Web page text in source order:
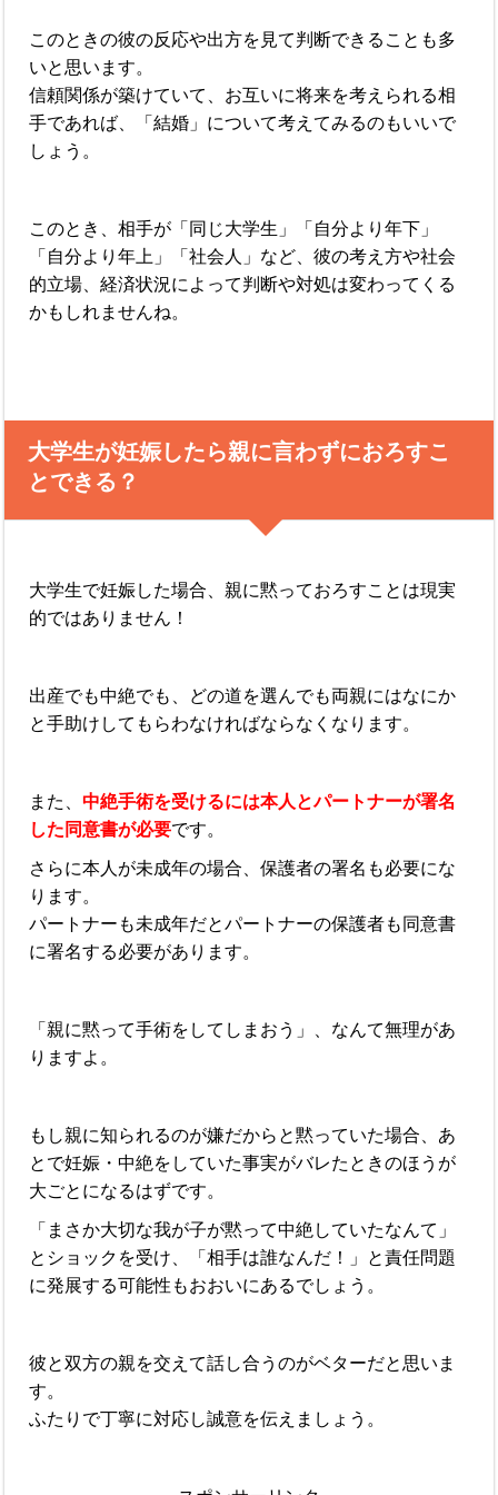
このときの彼の反応や出方を見て判断できることも多
いと思います。
信頼関係が築けていて、お互いに将来を考えられる相
手であれば、「結婚」について考えてみるのもいいで
しょう。
このとき、相手が「同じ大学生」「自分より年下」
「自分より年上」「社会人」など、彼の考え方や社会
的立場、経済状況によって判断や対処は変わってくる
かもしれませんね。
大学生が妊娠したら親に言わずにおろすこ
とできる？
大学生で妊娠した場合、親に黙っておろすことは現実
的ではありません！
出産でも中絶でも、どの道を選んでも両親にはなにか
と手助けしてもらわなければならなくなります。
また、中絶手術を受けるには本人とパートナーが署名
した同意書が必要です。
さらに本人が未成年の場合、保護者の署名も必要にな
ります。
パートナーも未成年だとパートナーの保護者も同意書
に署名する必要があります。
「親に黙って手術をしてしまおう」、なんて無理があ
りますよ。
もし親に知られるのが嫌だからと黙っていた場合、あ
とで妊娠・中絶をしていた事実がバレたときのほうが
大ごとになるはずです。
「まさか大切な我が子が黙って中絶していたなんて」
とショックを受け、「相手は誰なんだ！」と責任問題
に発展する可能性もおおいにあるでしょう。
彼と双方の親を交えて話し合うのがベターだと思いま
す。
ふたりで丁寧に対応し誠意を伝えましょう。